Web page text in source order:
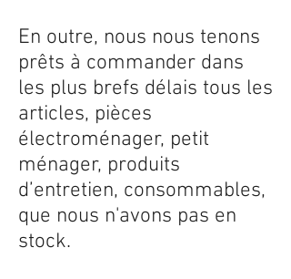
En outre, nous nous tenons
prêts à commander dans
les plus brefs délais tous les
articles, pièces
électroménager, petit
ménager, produits
d’entretien, consommables,
que nous n'avons pas en
stock.